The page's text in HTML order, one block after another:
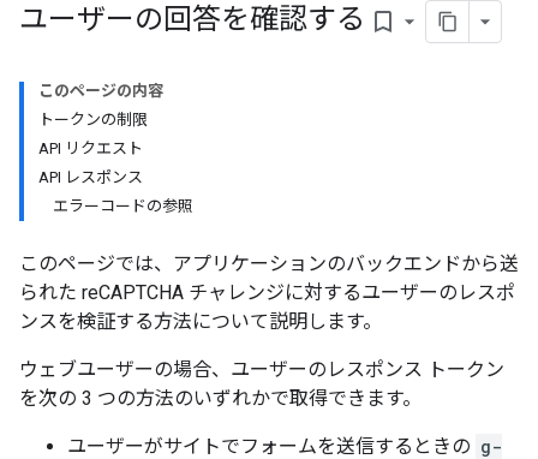
ユーザーの回答を確認する bookmark_border
このページの内容
トークンの制限
API リクエスト
API レスポンス
エラーコードの参照
このページでは、アプリケーションのバックエンドから送
られた reCAPTCHA チャレンジに対するユーザーのレスポ
ンスを検証する方法について説明します。
ウェブユーザーの場合、ユーザーのレスポンス トークン
を次の 3 つの方法のいずれかで取得できます。
ユーザーがサイトでフォームを送信するときの g-